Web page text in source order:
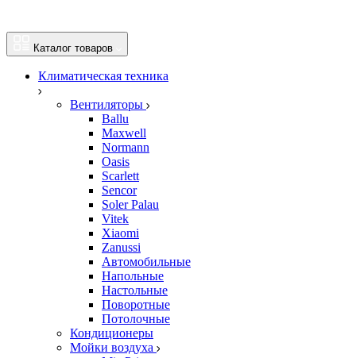
Каталог товаров
Климатическая техника
Вентиляторы
Ballu
Maxwell
Normann
Oasis
Scarlett
Sencor
Soler Palau
Vitek
Xiaomi
Zanussi
Автомобильные
Напольные
Настольные
Поворотные
Потолочные
Кондиционеры
Мойки воздуха